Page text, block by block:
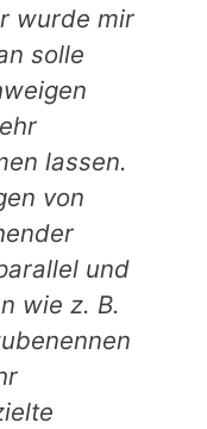
wurde mir
solle
lassen.
von
und
wie z. B.